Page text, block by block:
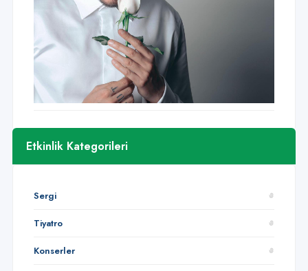
Etkinlik Kategorileri
Sergi
Tiyatro
Konserler